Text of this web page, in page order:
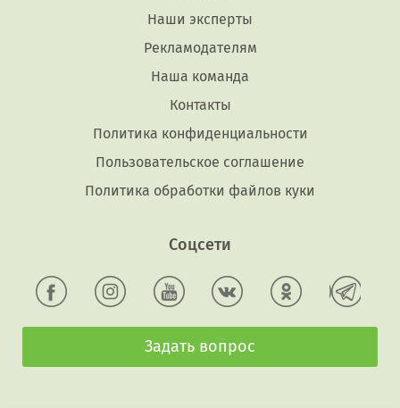
Наши эксперты
Рекламодателям
Наша команда
Контакты
Политика конфиденциальности
Пользовательское соглашение
Политика обработки файлов куки
Соцсети
Задать вопрос